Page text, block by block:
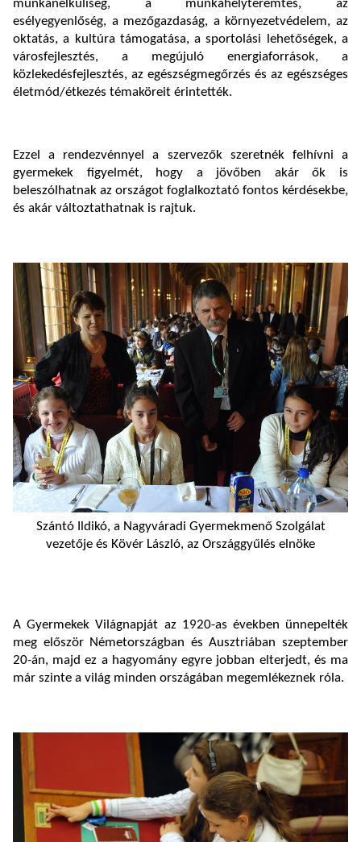
munkanélküliség, a munkahelyteremtés, az
esélyegyenlőség, a mezőgazdaság, a környezetvédelem, az
oktatás, a kultúra támogatása, a sportolási lehetőségek, a
városfejlesztés, a megújuló energiaforrások, a
közlekedésfejlesztés, az egészségmegőrzés és az egészséges
életmód/étkezés témaköreit érintették.
Ezzel a rendezvénnyel a szervezők szeretnék felhívni a
gyermekek figyelmét, hogy a jövőben akár ők is
beleszólhatnak az országot foglalkoztató fontos kérdésekbe,
és akár változtathatnak is rajtuk.
Szántó Ildikó, a Nagyváradi Gyermekmenő Szolgálat
vezetője és Kövér László, az Országgyűlés elnöke
A Gyermekek Világnapját az 1920-as években ünnepelték
meg először Németországban és Ausztriában szeptember
20-án, majd ez a hagyomány egyre jobban elterjedt, és ma
már szinte a világ minden országában megemlékeznek róla.